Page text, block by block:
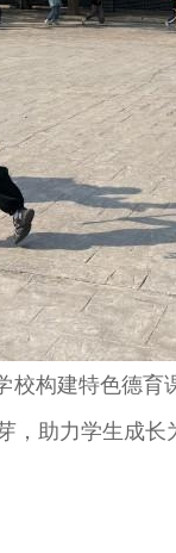
构建特色德育
助力学生成长